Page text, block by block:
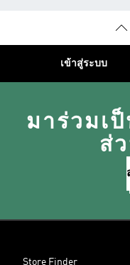
เข้าสู่ระบบ
มาร่วมเ
ส่
Store Finder